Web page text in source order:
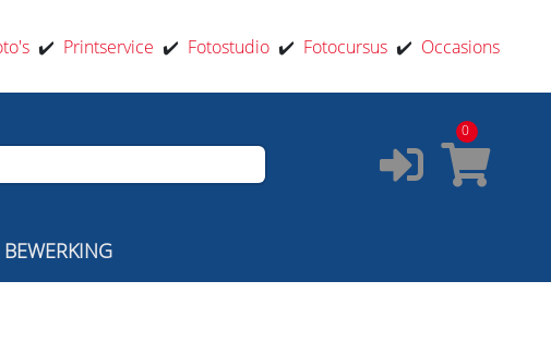
✔️ Printservice ✔️ Fotostudio ✔️ Fotocursus ✔️ Occasions
0